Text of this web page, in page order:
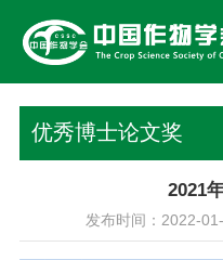
优秀博士论文奖
2021
发布时间：2022-